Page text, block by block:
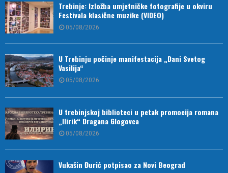
Trebinje: Izložba umjetničke fotografije u okviru
Festivala klasične muzike (VIDEO)
05/08/2026
U Trebinju počinje manifestacija „Dani Svetog
Vasilija“
05/08/2026
U trebinjskoj biblioteci u petak promocija romana
„Ilirik“ Dragana Glogovca
05/08/2026
Vukašin Đurić potpisao za Novi Beograd